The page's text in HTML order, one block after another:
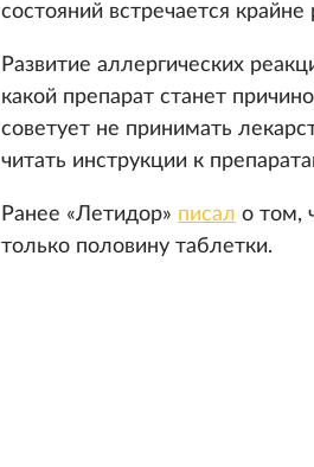
состояний встречается крайне
Развитие аллергических
какой препарат станет
советует не принимать
читать инструкции к
Ранее «Летидор» писал о том,
только половину таблетки.